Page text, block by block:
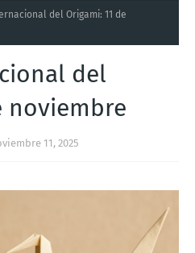
del Origami: 11 de
del
noviembre
11, 2025